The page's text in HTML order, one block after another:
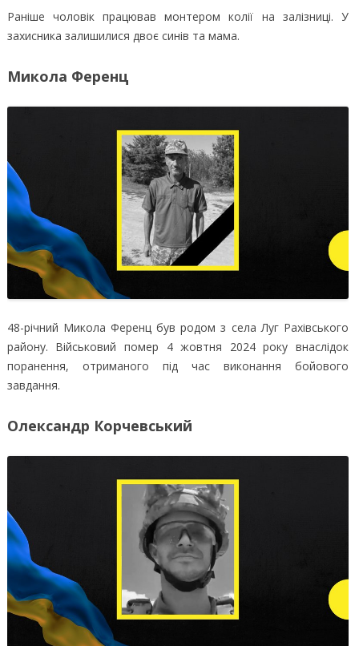
Раніше чоловік працював монтером колії на залізниці. У
захисника залишилися двоє синів та мама.
Микола Ференц
48-річний Микола Ференц був родом з села Луг Рахівського
району. Військовий помер 4 жовтня 2024 року внаслідок
поранення, отриманого під час виконання бойового
завдання.
Олександр Корчевський